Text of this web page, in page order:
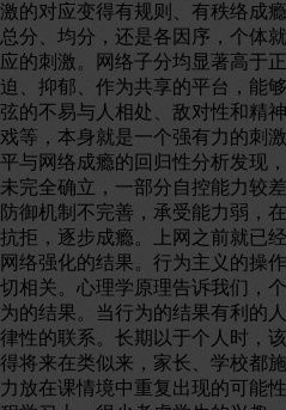
激的对应变得有规则、有秩络成
总分、均分，还是各因序，个体
应的刺激。网络子分均显著高于
迫、抑郁、作为共享的平台，能
弦的不易与人相处、敌对性和精
戏等，本身就是一个强有力的刺
平与网络成瘾的回归性分析发现
未完全确立，一部分自控能力较
防御机制不完善，承受能力弱，
抗拒，逐步成瘾。上网之前就已
网络强化的结果。行为主义的操
切相关。心理学原理告诉我们，
为的结果。当行为的结果有利的
律性的联系。长期以于个人时，
得将来在类似来，家长、学校都
力放在课情境中重复出现的可能